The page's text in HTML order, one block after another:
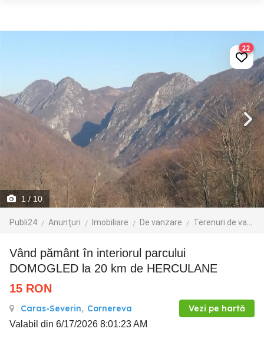
1 / 10
Publi24 Anunțuri Imobiliare De vanzare Terenuri de vanzare
22
Vând pământ în interiorul parcului
DOMOGLED la 20 km de HERCULANE
15 RON
Caras-Severin, Cornereva Vezi pe hartă
Valabil din 6/17/2026 8:01:23 AM